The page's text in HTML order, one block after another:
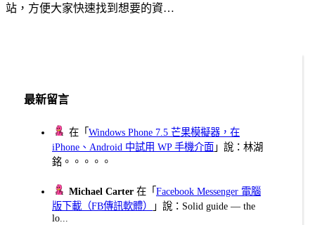
站，方便大家快速找到想要的資…
最新留言
在「Windows Phone 7.5 芒果模擬器，在
iPhone、Android 中試用 WP 手機介面 」說：林湖
銘。。。。。
Michael Carter 在「Facebook Messenger 電腦
版下載（FB傳訊軟體）
」說：Solid guide — the
lo...